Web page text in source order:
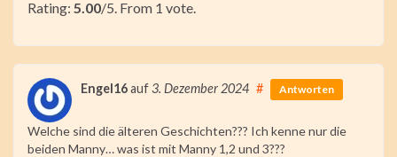
Submit Rating
Rating: 5.00/5. From 1 vote.
Engel16auf3. Dezember 2024 # Antworten
Welche sind die älteren Geschichten??? Ich kenne nur die
beiden Manny… was ist mit Manny 1,2 und 3???